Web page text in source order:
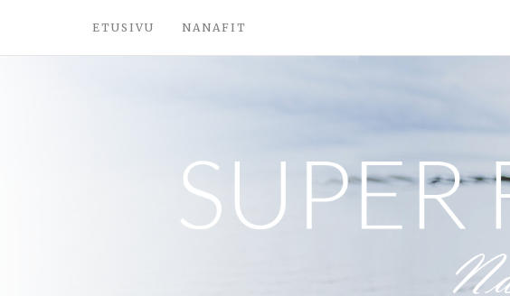
ETUSIVU NANAFIT